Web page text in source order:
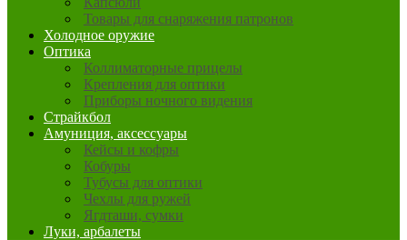
Товары для снаряжения патронов
Холодное оружие
Оптика
Коллиматорные прицелы
Крепления для оптики
Приборы ночного видения
Страйкбол
Амуниция, аксессуары
Кейсы и кофры
Кобуры
Тубусы для оптики
Чехлы для ружей
Ягдташи, сумки
Луки, арбалеты